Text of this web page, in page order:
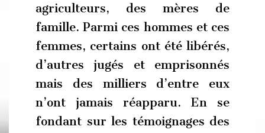
agriculteurs, des mères de
famille. Parmi ces hommes et ces
femmes, certains ont été libérés,
d’autres jugés et emprisonnés
mais des milliers d’entre eux
n’ont jamais réapparu. En se
fondant sur les témoignages des